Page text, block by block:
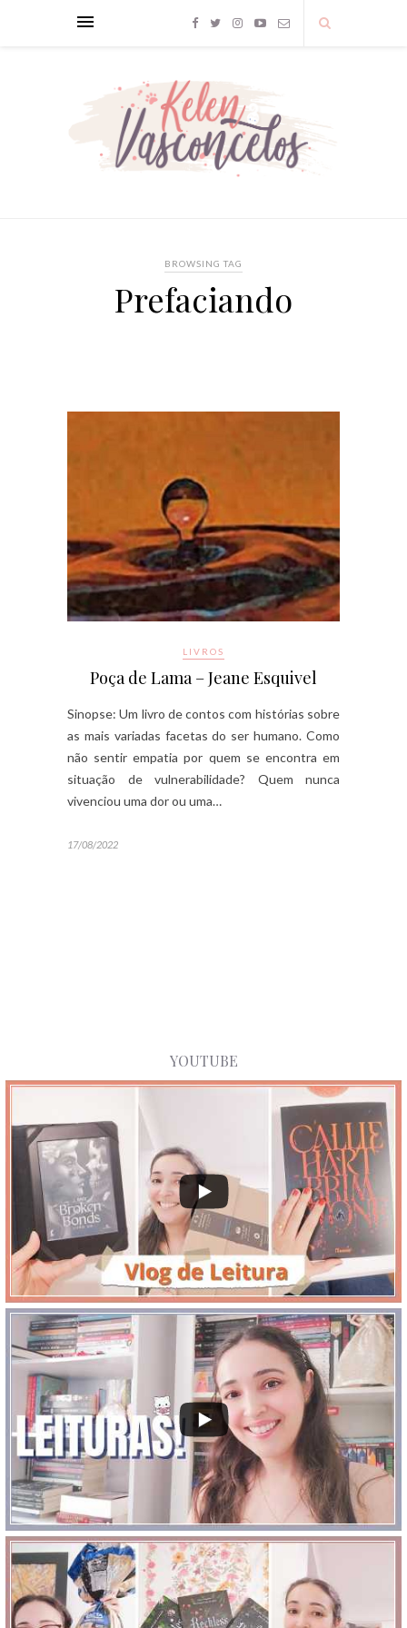
BROWSING TAG
Prefaciando
LIVROS
Poça de Lama – Jeane Esquivel
Sinopse: Um livro de contos com histórias sobre
as mais variadas facetas do ser humano. Como
não sentir empatia por quem se encontra em
situação de vulnerabilidade? Quem nunca
vivenciou uma dor ou uma…
17/08/2022
YOUTUBE